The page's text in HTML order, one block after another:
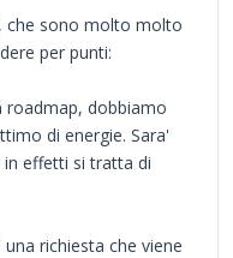
che sono molto molto
per punti:
roadmap, dobbiamo
di energie. Sara'
effetti si tratta di
richiesta che viene